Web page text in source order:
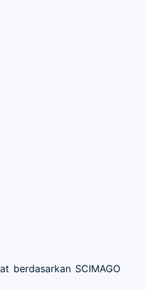
berdasarkan SCIMAGO